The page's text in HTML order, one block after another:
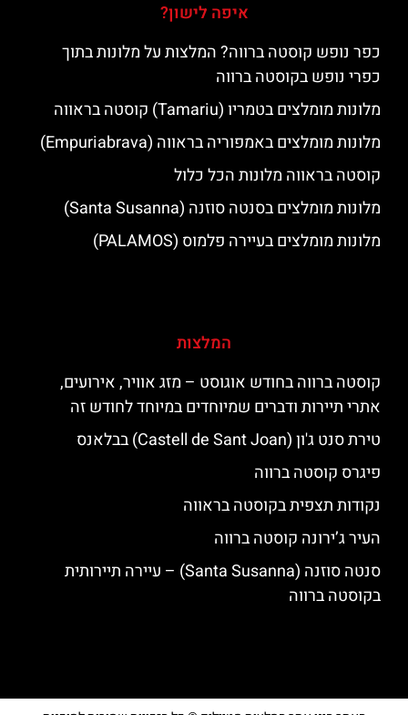
איפה לישון?
כפר נופש קוסטה ברווה? המלצות על מלונות בתוך
כפרי נופש בקוסטה ברווה
מלונות מומלצים בטמריו (Tamariu) קוסטה בראווה
מלונות מומלצים באמפוריה בראווה (Empuriabrava)
קוסטה בראווה מלונות הכל כלול
מלונות מומלצים בסנטה סוזנה (Santa Susanna)
מלונות מומלצים בעיירה פלמוס (PALAMOS)
המלצות
קוסטה ברווה בחודש אוגוסט – מזג אוויר, אירועים,
אתרי תיירות ודברים שמיוחדים במיוחד לחודש זה
טירת סנט ג'ון (Castell de Sant Joan) בבלאנס
פיגרס קוסטה ברווה
נקודות תצפית בקוסטה בראווה
העיר ג’ירונה קוסטה ברווה
סנטה סוזנה (Santa Susanna) – עיירה תיירותית
בקוסטה ברווה